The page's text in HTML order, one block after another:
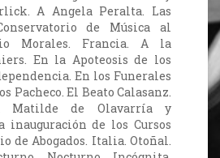
A Angela Peralta. Las
de Música al
Morales. Francia. A la
En la Apoteosis de los
En los Funerales
Pacheco. El Beato Calasanz.
Matilde de Olavarría y
inauguración de los Cursos
de Abogados. Italia. Otoñal.